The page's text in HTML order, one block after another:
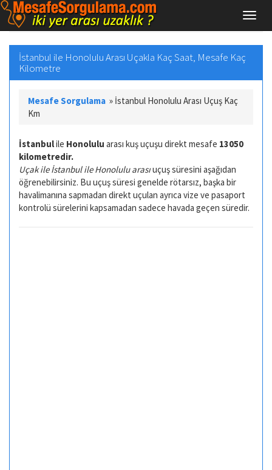
İstanbul ile Honolulu Arası Uçakla Kaç Saat, Mesafe Kaç
Kilometre
Mesafe Sorgulama » İstanbul Honolulu Arası Uçuş Kaç
Km
İstanbulile Honolulu arası kuş uçuşu direkt mesafe 13050
kilometredir.
Uçak ile İstanbul ile Honolulu arasıuçuş süresini aşağıdan
öğrenebilirsiniz. Bu uçuş süresi genelde rötarsız, başka bir
havalimanına sapmadan direkt uçulan ayrıca vize ve pasaport
kontrolü sürelerini kapsamadan sadece havada geçen süredir.